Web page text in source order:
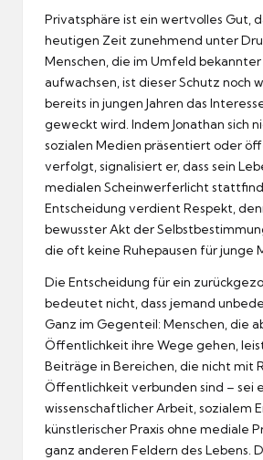
Privatsphäre ist ein wertvolles Gut,
heutigen Zeit zunehmend unter
Menschen, die im Umfeld bekannter
aufwachsen, ist dieser Schutz noch
bereits in jungen Jahren das
geweckt wird. Indem Jonathan sich
sozialen Medien präsentiert oder
verfolgt, signalisiert er, dass sein
medialen Scheinwerferlicht
Entscheidung verdient Respekt,
bewusster Akt der
die oft keine Ruhepausen für junge
Die Entscheidung für ein
bedeutet nicht, dass jemand
Ganz im Gegenteil: Menschen, die
Öffentlichkeit ihre Wege gehen,
Beiträge in Bereichen, die nicht mit
Öffentlichkeit verbunden sind – sei
wissenschaftlicher Arbeit, sozialem
künstlerischer Praxis ohne mediale
ganz anderen Feldern des Lebens.